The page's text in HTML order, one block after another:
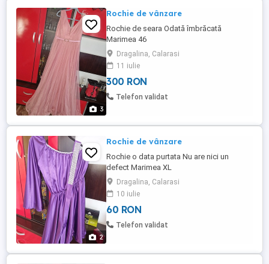
3
Rochie de vânzare
Rochie de seara Odată îmbrăcată
Marimea 46
Dragalina, Calarasi
11 iulie
300 RON
Telefon validat
2
Rochie de vânzare
Rochie o data purtata Nu are nici un
defect Marimea XL
Dragalina, Calarasi
10 iulie
60 RON
Telefon validat